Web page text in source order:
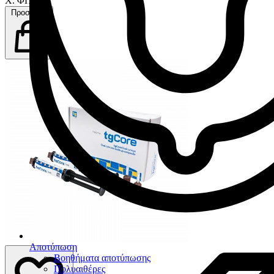
Αποτύπωση
Βοηθήματα αποτύπωσης
Πολυαιθέρες
Προσθήκη